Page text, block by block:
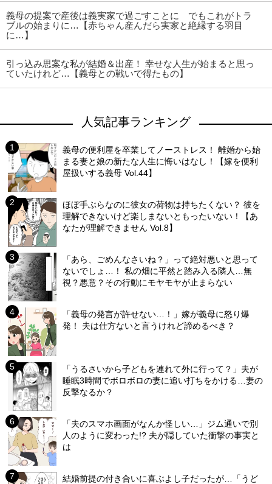
義母の提案で産後は義実家で過ごすことに でもこれがトラ
ブルの始まりに…【赤ちゃん産んだら実家と絶縁する羽目
に…】
引っ込み思案な私が結婚＆出産！ 幸せな人生が始まると思っ
ていたけれど…【義母との戦いで得たもの】
人気記事ランキング
義母の便利屋を卒業してノーストレス！ 離婚から始
まる妻と娘の新たな人生に悔いはなし！【嫁を便利
屋扱いする義母 Vol.44】
ほぼ手ぶらなのに彼女の荷物は持ちたくない？ 彼を
理解できないけど楽しまないともったいない！【あ
なたが理解できません Vol.8】
「あら、ごめんなさいね？」って絶対悪いと思って
ないでしょ…！ 私の畑に平然と踏み入る隣人…無
視？悪意？その行動にモヤモヤが止まらない
「義母の発言が許せない…！」嫁が義母に怒り爆
発！ 夫は仕方ないと言うけれど諦めるべき？
「うるさいから子どもを連れて外に行って？」夫が
睡眠3時間でボロボロの妻に追い打ちをかける…妻の
反撃なるか？
「夫のスマホ画面がなんか怪しい…」ジム通いで別
人のように変わった!? 夫が隠していた衝撃の事実と
は
結婚前提の付き合いに喜ぶよし子だったが…「うど